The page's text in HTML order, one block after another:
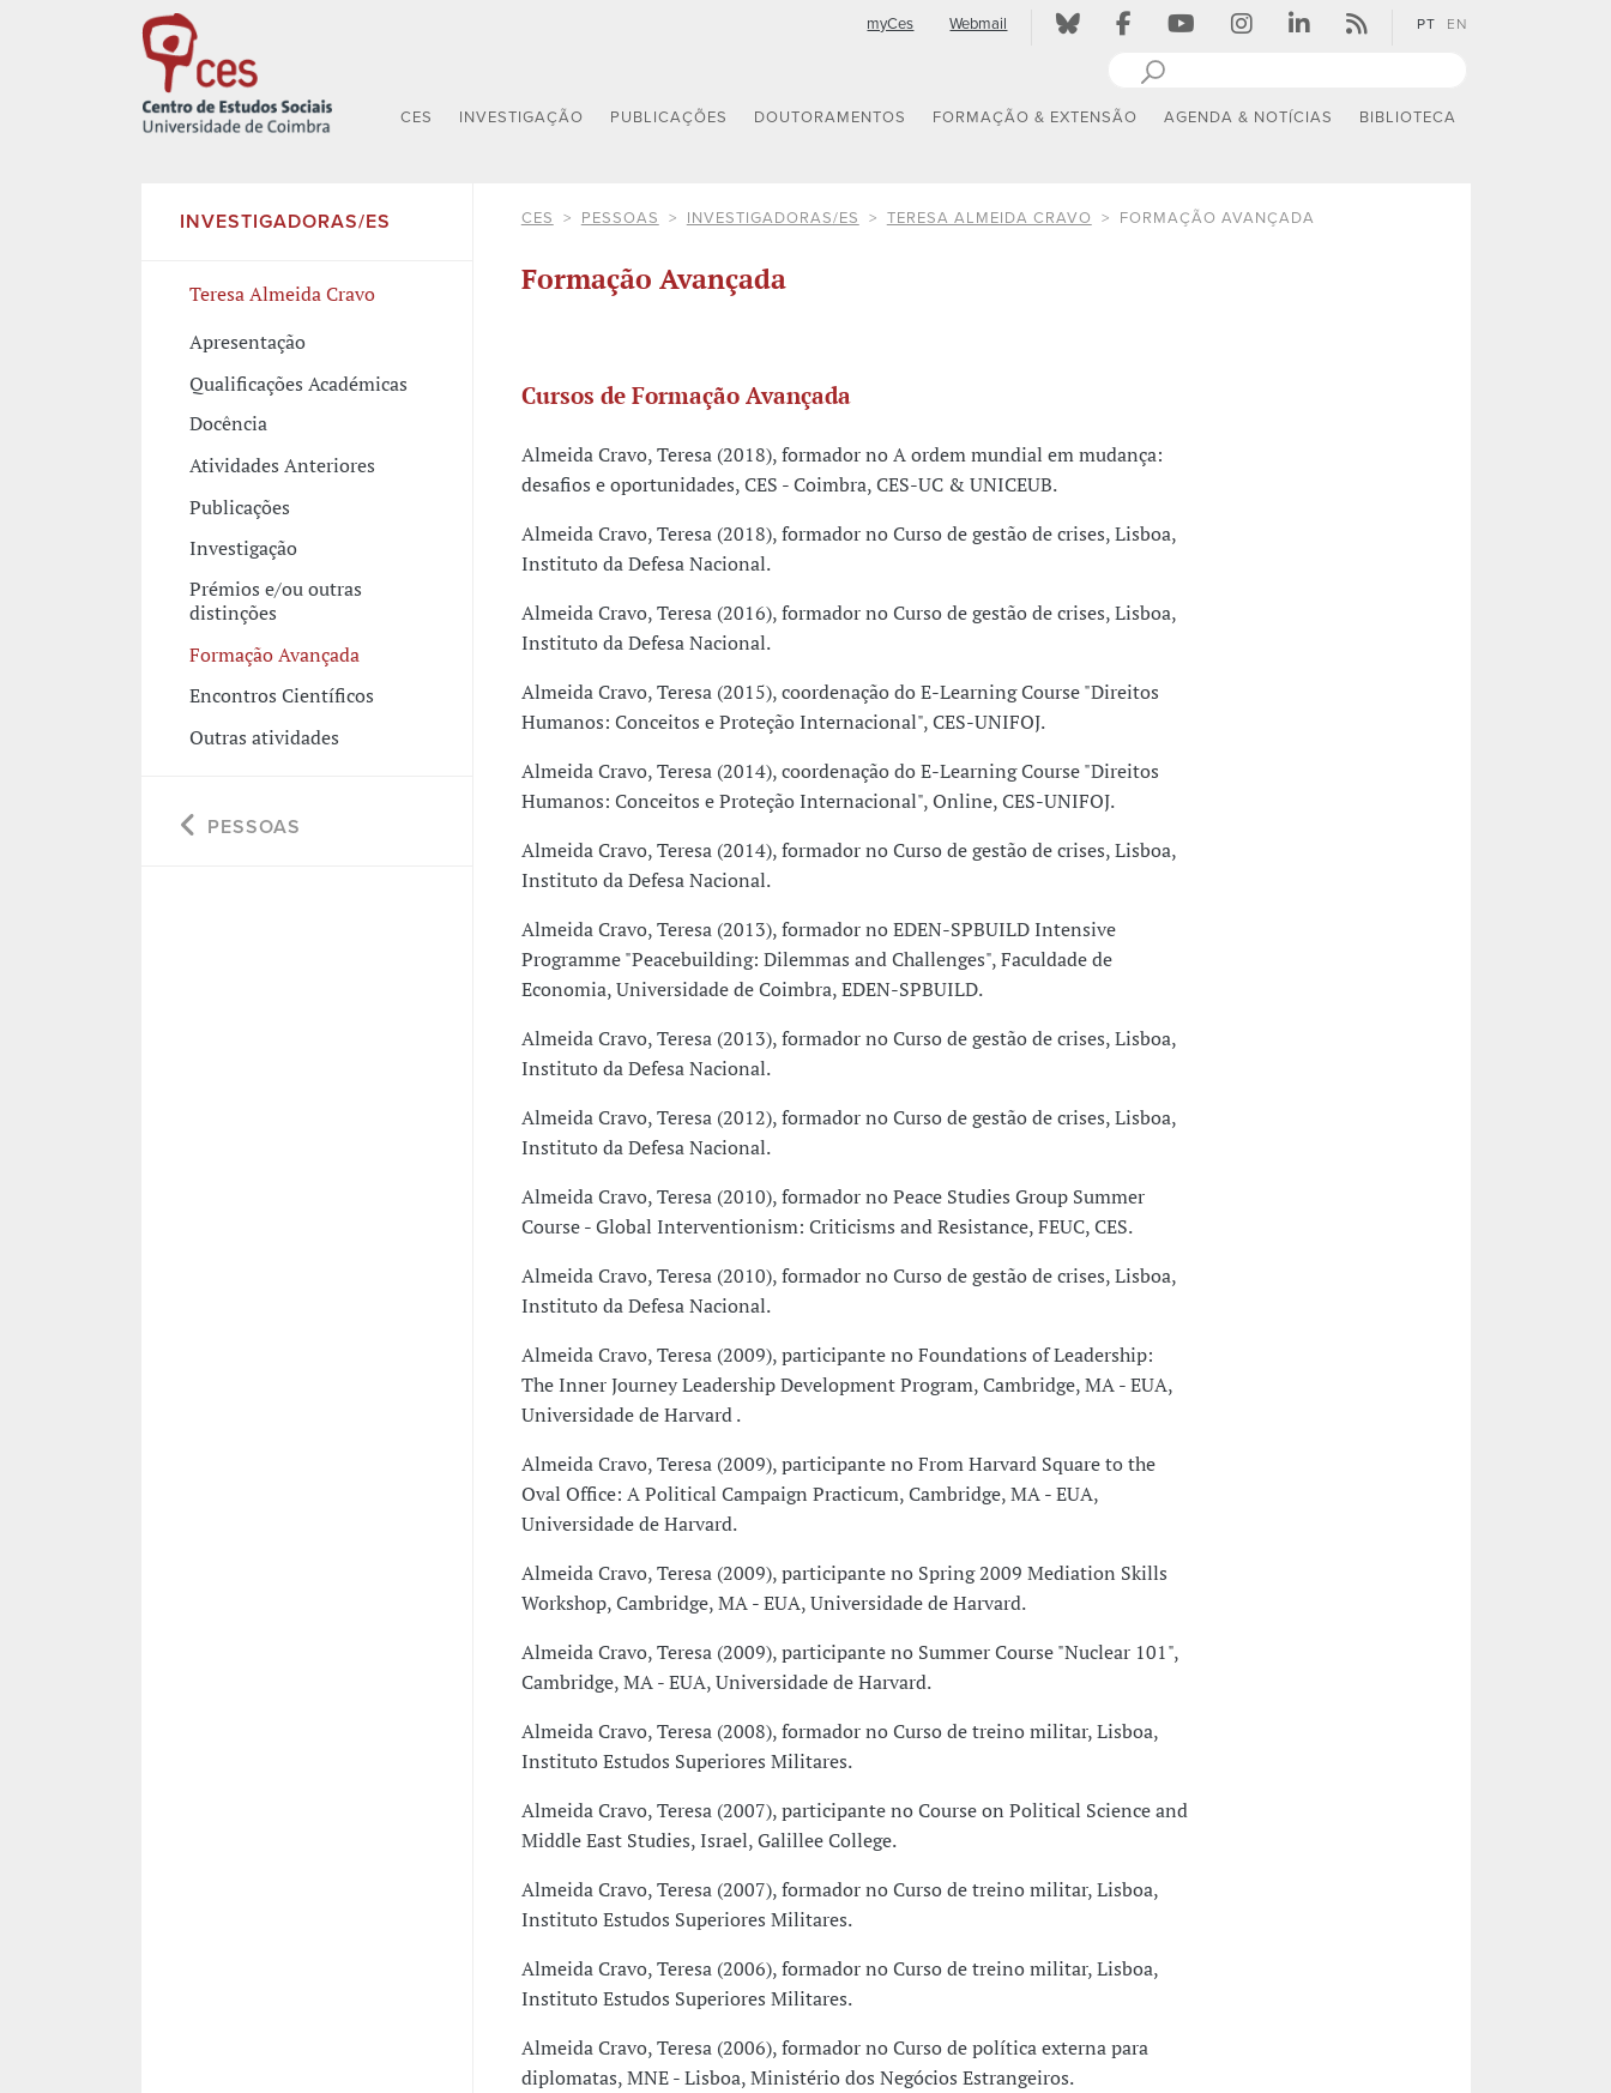
myCes Webmail PT EN
CES INVESTIGAÇÃO PUBLICAÇÕES DOUTORAMENTOS FORMAÇÃO & EXTENSÃO AGENDA & NOTÍCIAS BIBLIOTECA
INVESTIGADORAS/ES
Teresa Almeida Cravo
Apresentação
Qualificações Académicas
Docência
Atividades Anteriores
Publicações
Investigação
Prémios e/ou outras
distinções
Formação Avançada
Encontros Científicos
Outras atividades
PESSOAS
CES PESSOAS INVESTIGADORAS/ES TERESA ALMEIDA CRAVO FORMAÇÃO AVANÇADA
Formação Avançada
Cursos de Formação Avançada
Almeida Cravo, Teresa (2018), formador no A ordem mundial em mudança:
desafios e oportunidades, CES - Coimbra, CES-UC & UNICEUB.
Almeida Cravo, Teresa (2018), formador no Curso de gestão de crises, Lisboa,
Instituto da Defesa Nacional.
Almeida Cravo, Teresa (2016), formador no Curso de gestão de crises, Lisboa,
Instituto da Defesa Nacional.
Almeida Cravo, Teresa (2015), coordenação do E-Learning Course "Direitos
Humanos: Conceitos e Proteção Internacional", CES-UNIFOJ.
Almeida Cravo, Teresa (2014), coordenação do E-Learning Course "Direitos
Humanos: Conceitos e Proteção Internacional", Online, CES-UNIFOJ.
Almeida Cravo, Teresa (2014), formador no Curso de gestão de crises, Lisboa,
Instituto da Defesa Nacional.
Almeida Cravo, Teresa (2013), formador no EDEN-SPBUILD Intensive
Programme "Peacebuilding: Dilemmas and Challenges", Faculdade de
Economia, Universidade de Coimbra, EDEN-SPBUILD.
Almeida Cravo, Teresa (2013), formador no Curso de gestão de crises, Lisboa,
Instituto da Defesa Nacional.
Almeida Cravo, Teresa (2012), formador no Curso de gestão de crises, Lisboa,
Instituto da Defesa Nacional.
Almeida Cravo, Teresa (2010), formador no Peace Studies Group Summer
Course - Global Interventionism: Criticisms and Resistance, FEUC, CES.
Almeida Cravo, Teresa (2010), formador no Curso de gestão de crises, Lisboa,
Instituto da Defesa Nacional.
Almeida Cravo, Teresa (2009), participante no Foundations of Leadership:
The Inner Journey Leadership Development Program, Cambridge, MA - EUA,
Universidade de Harvard .
Almeida Cravo, Teresa (2009), participante no From Harvard Square to the
Oval Office: A Political Campaign Practicum, Cambridge, MA - EUA,
Universidade de Harvard.
Almeida Cravo, Teresa (2009), participante no Spring 2009 Mediation Skills
Workshop, Cambridge, MA - EUA, Universidade de Harvard.
Almeida Cravo, Teresa (2009), participante no Summer Course "Nuclear 101",
Cambridge, MA - EUA, Universidade de Harvard.
Almeida Cravo, Teresa (2008), formador no Curso de treino militar, Lisboa,
Instituto Estudos Superiores Militares.
Almeida Cravo, Teresa (2007), participante no Course on Political Science and
Middle East Studies, Israel, Galillee College.
Almeida Cravo, Teresa (2007), formador no Curso de treino militar, Lisboa,
Instituto Estudos Superiores Militares.
Almeida Cravo, Teresa (2006), formador no Curso de treino militar, Lisboa,
Instituto Estudos Superiores Militares.
Almeida Cravo, Teresa (2006), formador no Curso de política externa para
diplomatas, MNE - Lisboa, Ministério dos Negócios Estrangeiros.